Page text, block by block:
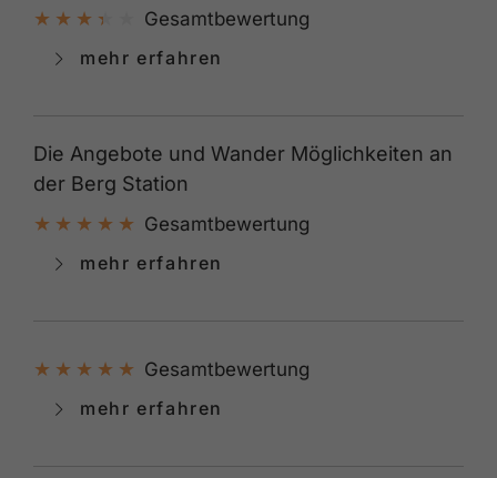
Gesamtbewertung
mehr erfahren
Die Angebote und Wander Möglichkeiten an
der Berg Station
Gesamtbewertung
mehr erfahren
Gesamtbewertung
mehr erfahren